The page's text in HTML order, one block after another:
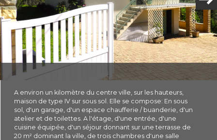
Plus de
détails
la
Plus d'informations sur
A environ un kilomètre du centre ville, sur les hauteurs,
maison de type IV sur sous sol. Elle se compose: En sous
sol, d'un garage, d'un espace chaufferie / buanderie, d'un
atelier et de toilettes. A l'étage, d'une entrée, d'une
cuisine équipée, d'un séjour donnant sur une terrasse de
20 m² dominant la ville, de trois chambres d'une salle